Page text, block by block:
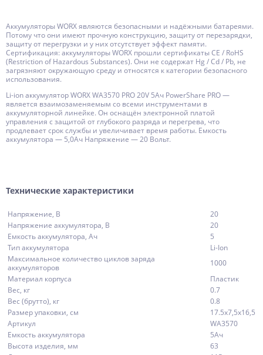
Аккумуляторы WORX являются безопасными и надёжными батареями.
Потому что они имеют прочную конструкцию, защиту от перезарядки,
защиту от перегрузки и у них отсутствует эффект памяти.
Сертификация: аккумуляторы WORX прошли сертификаты CE / RoHS
(Restriction of Hazardous Substances). Они не содержат Hg / Cd / Pb, не
загрязняют окружающую среду и относятся к категории безопасного
использования.
Li-ion аккумулятор WORX WA3570 PRO 20V 5Ач PowerShare PRO —
является взаимозаменяемым со всеми инструментами в
аккумуляторной линейке. Он оснащён электронной платой
управления с защитой от глубокого разряда и перегрева, что
продлевает срок службы и увеличивает время работы. Емкость
аккумулятора — 5,0Ач Напряжение — 20 Вольт.
Технические характеристики
Напряжение, В
20
Напряжение аккумулятора, В
20
Емкость аккумулятора, Ач
5
Тип аккумулятора
Li-Ion
Максимальное количество циклов заряда
аккумуляторов
1000
Материал корпуса
Пластик
Вес, кг
0.7
Вес (брутто), кг
0.8
Размер упаковки, см
17.5х7,5х16,5
Артикул
WA3570
Емкость аккумулятора
5Ач
Высота изделия, мм
63